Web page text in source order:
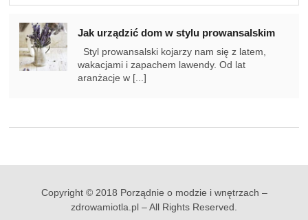
Jak urządzić dom w stylu prowansalskim
Styl prowansalski kojarzy nam się z latem,
wakacjami i zapachem lawendy. Od lat
aranżacje w [...]
Copyright © 2018 Porządnie o modzie i wnętrzach –
zdrowamiotla.pl – All Rights Reserved.